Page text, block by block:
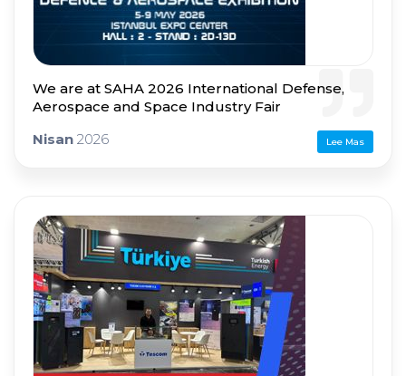
Lee Mas
We are at SAHA 2026 International Defense,
Aerospace and Space Industry Fair
Nisan 2026